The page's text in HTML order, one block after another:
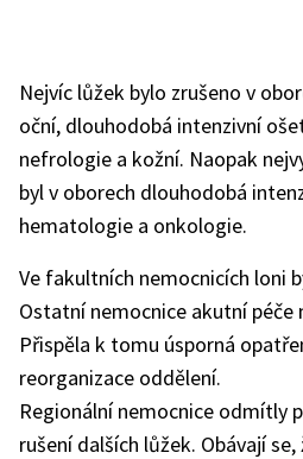
Nejvíc lůžek bylo zrušeno v
oční, dlouhodobá intenzivní
nefrologie a kožní. Naopak
byl v oborech dlouhodobá
hematologie a onkologie.
Ve fakultních nemocnicích loni
Ostatní nemocnice akutní péče
Přispěla k tomu úsporná
reorganizace oddělení.
Regionální nemocnice odmítly
rušení dalších lůžek. Obávají